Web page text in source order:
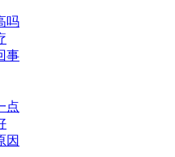
吗
事
点
因